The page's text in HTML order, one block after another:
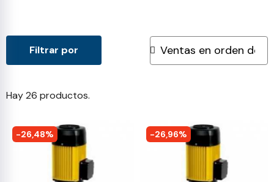
Hay 26 productos.
Filtrar por
-26,48% -26,96%